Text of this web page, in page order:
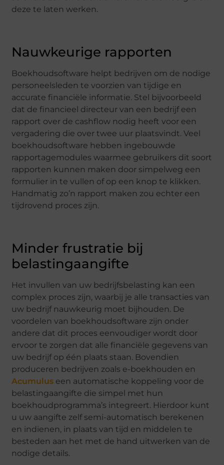
deze te laten werken.
Nauwkeurige rapporten
Boekhoudsoftware helpt bedrijven om de nodige
personeelsleden te voorzien van tijdige en
accurate financiële informatie. Stel bijvoorbeeld
dat de financieel directeur van een bedrijf een
rapport over de cashflow nodig heeft voor een
vergadering die over twee uur plaatsvindt. Veel
boekhoudsoftware hebben ingebouwde
rapportagemodules waarmee gebruikers dit soort
rapporten kunnen maken door simpelweg een
formulier in te vullen of op een knop te klikken.
Handmatig zo’n rapport maken zou echter een
tijdrovend proces zijn.
Minder frustratie bij
belastingaangifte
Het invullen van uw bedrijfsbelasting kan een
complex proces zijn, waarbij je alle transacties van
uw bedrijf nauwkeurig moet bijhouden. De
voordelen van boekhoudsoftware zijn onder
andere dat dit proces eenvoudiger wordt door
ervoor te zorgen dat alle financiële gegevens van
uw bedrijf op één plaats staan. Bovendien
produceren bedrijven zoals e-boekhouden en
Acumulus een automatische koppeling voor de
belastingaangifte die simpel met hun
boekhoudprogramma’s integreert. Hierdoor kunt
u uw aangifte zelf semi-automatisch berekenen
en indienen, in plaats van tijd en middelen te
besteden aan het met de hand uitwerken van de
nodige details.